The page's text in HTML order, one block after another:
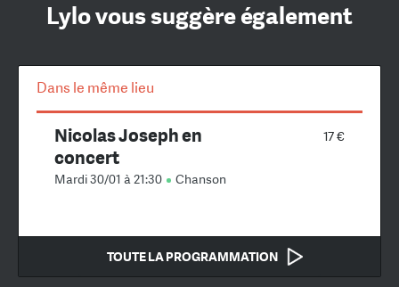
Lylo vous suggère également
Dans le même lieu
17 €
Nicolas Joseph en
concert
Mardi 30/01 à 21:30 Chanson
TOUTE LA PROGRAMMATION